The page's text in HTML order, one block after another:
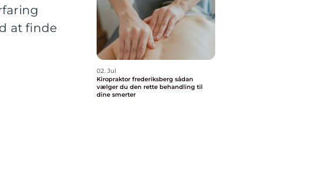
at finde
02. Jul
Kiropraktor frederiksberg sådan
vælger du den rette behandling til
dine smerter